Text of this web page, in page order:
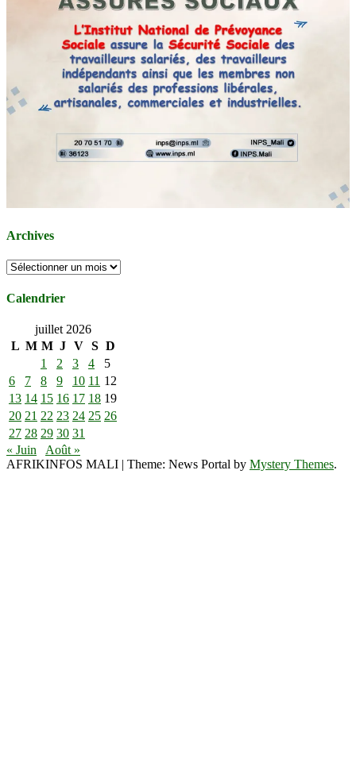
Archives
Archives
Calendrier
juillet 2026
L M M J V S D
1
2 3 4
5
6
7 8 9 10 11 12
13 14 15 16 17 18 19
20 21 22 23 24 25 26
27 28 29 30 31
« Juin
Août »
AFRIKINFOS MALI
Theme: News Portal by Mystery Themes.